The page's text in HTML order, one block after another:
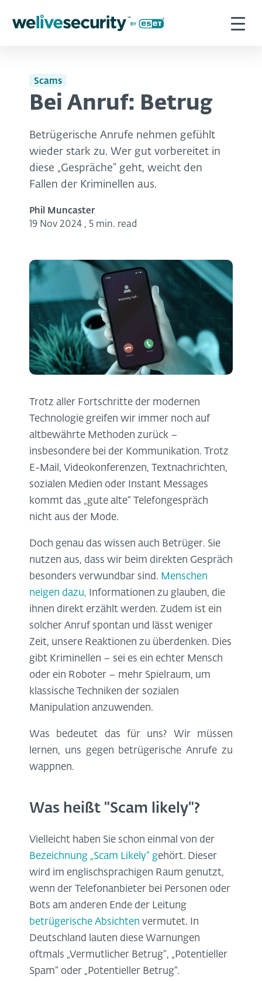
Scams
Bei Anruf: Betrug
Betrügerische Anrufe nehmen gefühlt
wieder stark zu. Wer gut vorbereitet in
diese „Gespräche“ geht, weicht den
Fallen der Kriminellen aus.
Phil Muncaster
19 Nov 2024 , 5 min. read
Trotz aller Fortschritte der modernen
Technologie greifen wir immer noch auf
altbewährte Methoden zurück –
insbesondere bei der Kommunikation. Trotz
E-Mail, Videokonferenzen, Textnachrichten,
sozialen Medien oder Instant Messages
kommt das „gute alte“ Telefongespräch
nicht aus der Mode.
Doch genau das wissen auch Betrüger. Sie
nutzen aus, dass wir beim direkten Gespräch
besonders verwundbar sind. Menschen
neigen dazu, Informationen zu glauben, die
ihnen direkt erzählt werden. Zudem ist ein
solcher Anruf spontan und lässt weniger
Zeit, unsere Reaktionen zu überdenken. Dies
gibt Kriminellen – sei es ein echter Mensch
oder ein Roboter – mehr Spielraum, um
klassische Techniken der sozialen
Manipulation anzuwenden.
Was bedeutet das für uns? Wir müssen
lernen, uns gegen betrügerische Anrufe zu
wappnen.
Was heißt "Scam likely"?
Vielleicht haben Sie schon einmal von der
Bezeichnung „Scam Likely“ gehört. Dieser
wird im englischsprachigen Raum genutzt,
wenn der Telefonanbieter bei Personen oder
Bots am anderen Ende der Leitung
betrügerische Absichten vermutet. In
Deutschland lauten diese Warnungen
oftmals „Vermutlicher Betrug“, „Potentieller
Spam“ oder „Potentieller Betrug“.